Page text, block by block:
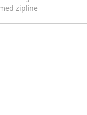
zipline